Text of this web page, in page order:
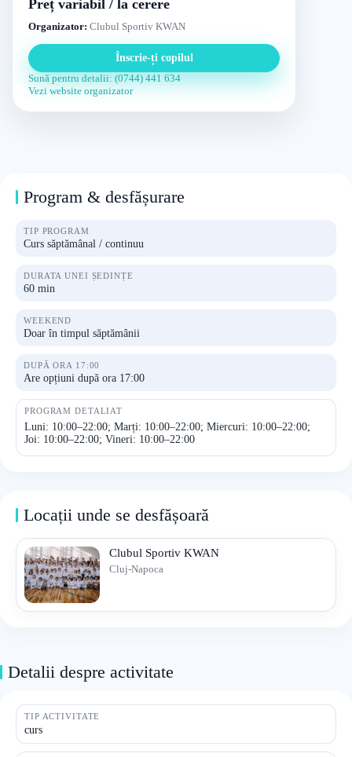
Preț variabil / la cerere
Organizator: Clubul Sportiv KWAN
Înscrie-ți copilul
Sună pentru detalii: (0744) 441 634
Vezi website organizator
Program & desfășurare
TIP PROGRAM
Curs săptămânal / continuu
DURATA UNEI ȘEDINȚE
60 min
WEEKEND
Doar în timpul săptămânii
DUPĂ ORA 17:00
Are opțiuni după ora 17:00
PROGRAM DETALIAT
Luni: 10:00–22:00; Marți: 10:00–22:00; Miercuri: 10:00–22:00;
Joi: 10:00–22:00; Vineri: 10:00–22:00
Locații unde se desfășoară
Clubul Sportiv KWAN
Cluj-Napoca
Detalii despre activitate
TIP ACTIVITATE
curs